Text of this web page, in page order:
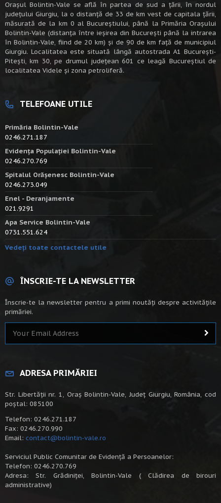
Oraşul Bolintin-Vale se află în partea de sud a ţării, în nordul
judeţului Giurgiu, la o distanţă de 33 de km vest de capitala țării,
măsurată de la km 0 al Bucureștiului, până la Primăria Orașului
Bolintin-Vale (distanța între ieșirea din București până la intrarea
în Bolintin-Vale, fiind de 20 km) şi de 90 de km faţă de municipiul
Giurgiu. Localitatea este situată lângă autostrada A1 Bucureşti-
Piteşti, km 30, pe drumul judeţean 601 ce leagă Bucureştiul de
localitatea Videle şi zona petroliferă.
TELEFOANE UTILE
Primăria Bolintin-Vale
0246.271.187
Evidența Populației Bolintin-Vale
0246.270.769
Spitalul Orășenesc Bolintin-Vale
0246.273.049
Enel - Deranjamente
021.9291
Apa Service Bolintin-Vale
0731.551.624
Vedeți toate contactele utile
ÎNSCRIE-TE LA NEWSLETTER
Înscrie-te la newsletter pentru a primi noutăți despre activitățile
primăriei.
ADRESA PRIMĂRIEI
Str. Libertății nr. 1, Oraș Bolintin-Vale, Județ Giurgiu, România, cod
poștal: 085100
Telefon: 0246.271.187
Fax: 0246.270.990
Email: contact@bolintin-vale.ro
Serviciul Public Comunitar de Evidență a Persoanelor:
Telefon: 0246.270.769
Adresa: Str. Grădiniței, Bolintin-Vale ( Clădirea de birouri
administrative)